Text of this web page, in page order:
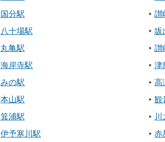
国分駅
讃
八十場駅
坂
丸亀駅
讃
海岸寺駅
津
みの駅
高
本山駅
観
箕浦駅
伊予寒川駅
赤